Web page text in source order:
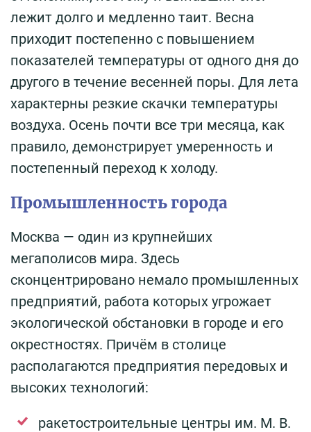
лежит долго и медленно таит. Весна
приходит постепенно с повышением
показателей температуры от одного дня до
другого в течение весенней поры. Для лета
характерны резкие скачки температуры
воздуха. Осень почти все три месяца, как
правило, демонстрирует умеренность и
постепенный переход к холоду.
Промышленность города
Москва — один из крупнейших
мегаполисов мира. Здесь
сконцентрировано немало промышленных
предприятий, работа которых угрожает
экологической обстановки в городе и его
окрестностях. Причём в столице
располагаются предприятия передовых и
высоких технологий:
ракетостроительные центры им. М. В.